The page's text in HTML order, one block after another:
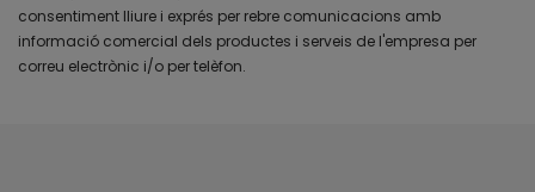
consentiment lliure i exprés per rebre comunicacions amb
informació comercial dels productes i serveis de l'empresa per
correu electrònic i/o per telèfon.